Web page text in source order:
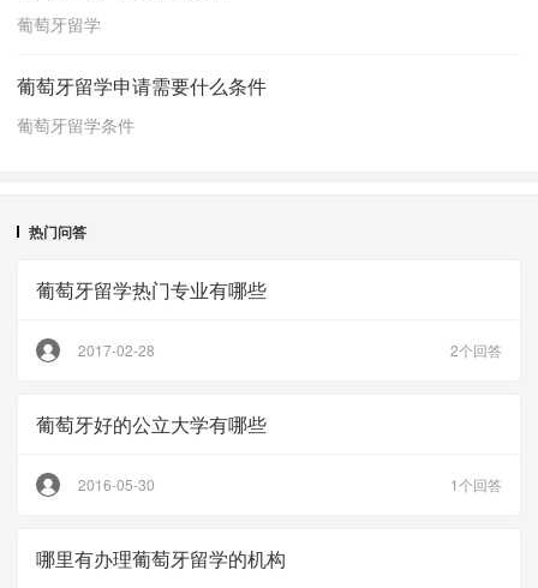
葡萄牙留学
葡萄牙留学申请需要什么条件
葡萄牙留学条件
热门问答
葡萄牙留学热门专业有哪些
2017-02-28 2个回答
葡萄牙好的公立大学有哪些
2016-05-30 1个回答
哪里有办理葡萄牙留学的机构